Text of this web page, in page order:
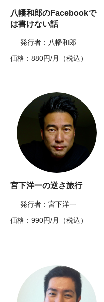
八幡和郎のFacebookで
は書けない話
発行者：八幡和郎
価格：880円/月（税込）
宮下洋一の逆さ旅行
発行者：宮下洋一
価格：990円/月（税込）